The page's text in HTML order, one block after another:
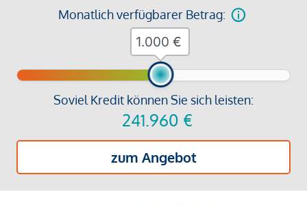
Monatlich verfügbarer Betrag:
Soviel Kredit können Sie sich leisten:
241.960 €
zum Angebot
€